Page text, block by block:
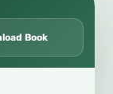
Book